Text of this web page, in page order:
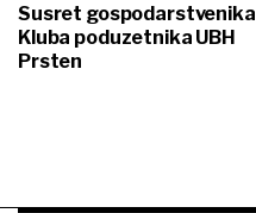
Susret gospodarstvenika
Kluba poduzetnika UBH
Prsten